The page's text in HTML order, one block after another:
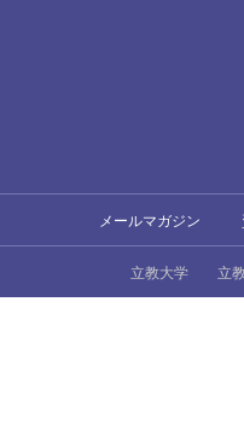
メールマガジン
立教大学 立